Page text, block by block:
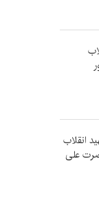
انقلاب
علی‌